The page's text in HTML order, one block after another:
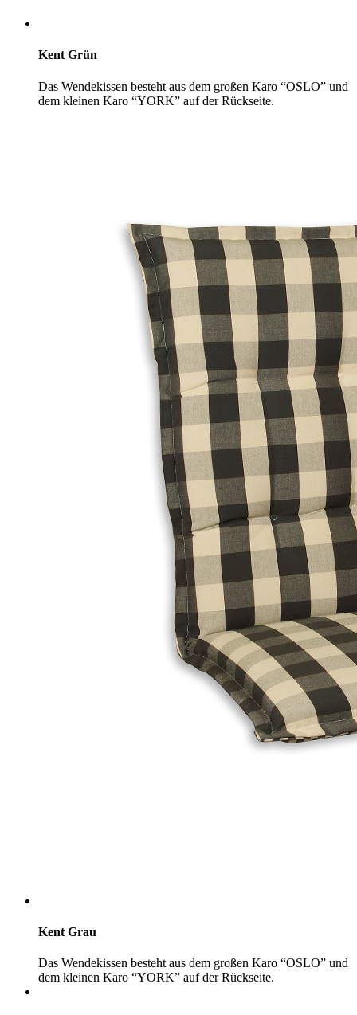
Kent Grün
Das Wendekissen besteht aus dem großen Karo “OSLO” und
dem kleinen Karo “YORK” auf der Rückseite.
Kent Grau
Das Wendekissen besteht aus dem großen Karo “OSLO” und
dem kleinen Karo “YORK” auf der Rückseite.